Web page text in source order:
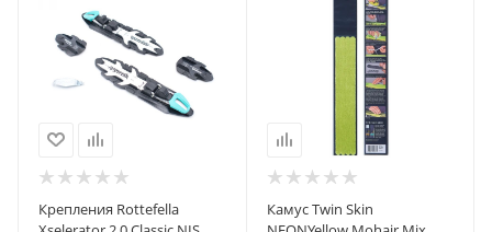
Крепления Rottefella
Камус Twin Skin